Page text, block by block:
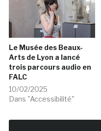
Le Musée des Beaux-
Arts de Lyon a lancé
trois parcours audio en
FALC
10/02/2025
Dans "Accessibilité"